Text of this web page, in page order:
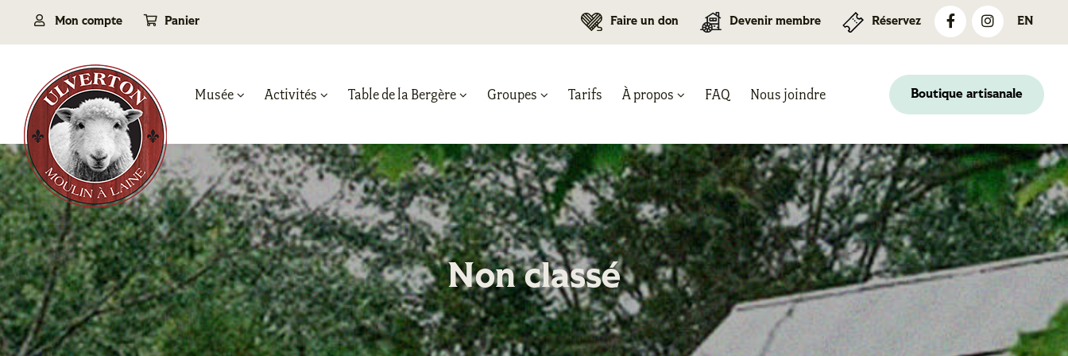
Passer
Mon compte Panier Faire un don Devenir membre Réservez EN
Musée Activités Table de la Bergère Groupes Tarifs À propos FAQ Nous joindre Boutique artisanale
Non classé